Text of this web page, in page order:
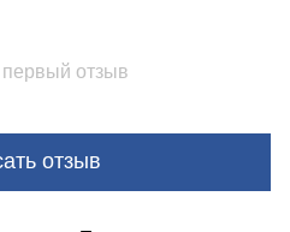
отзыв
отзыв